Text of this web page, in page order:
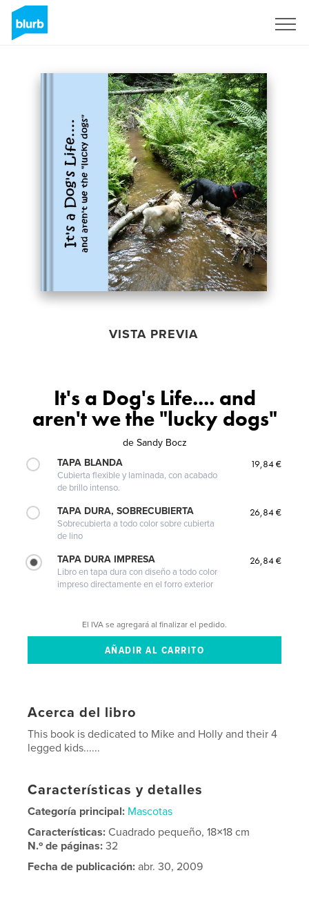
VISTA PREVIA
It's a Dog's Life.... and
aren't we the "lucky dogs"
de Sandy Bocz
TAPA BLANDA
Cubierta flexible y laminada, con acabado
de brillo intenso.
19,84 €
TAPA DURA, SOBRECUBIERTA
Sobrecubierta a todo color sobre cubierta
de lino
26,84 €
TAPA DURA IMPRESA
Libro en tapa dura con diseño a todo color
impreso directamente en el forro exterior
26,84 €
El IVA se agregará al finalizar el pedido.
Acerca del libro
This book is dedicated to Mike and Holly and their 4
legged kids......
Características y detalles
Categoría principal: Mascotas
Características:Cuadrado pequeño, 18×18 cm
N.º de páginas:32
Fecha de publicación: abr. 30, 2009